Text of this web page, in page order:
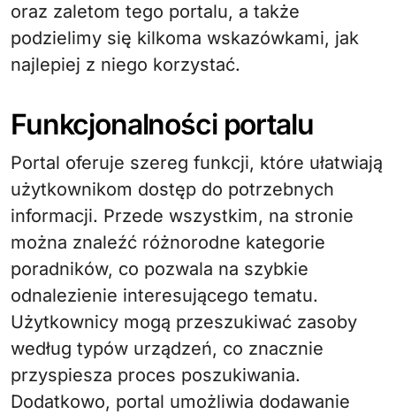
oraz zaletom tego portalu, a także
podzielimy się kilkoma wskazówkami, jak
najlepiej z niego korzystać.
Funkcjonalności portalu
Portal oferuje szereg funkcji, które ułatwiają
użytkownikom dostęp do potrzebnych
informacji. Przede wszystkim, na stronie
można znaleźć różnorodne kategorie
poradników, co pozwala na szybkie
odnalezienie interesującego tematu.
Użytkownicy mogą przeszukiwać zasoby
według typów urządzeń, co znacznie
przyspiesza proces poszukiwania.
Dodatkowo, portal umożliwia dodawanie